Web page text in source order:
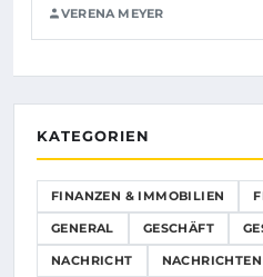
VERENA MEYER
KATEGORIEN
FINANZEN & IMMOBILIEN
GENERAL GESCHÄFT
NACHRICHT NACHRICHTEN